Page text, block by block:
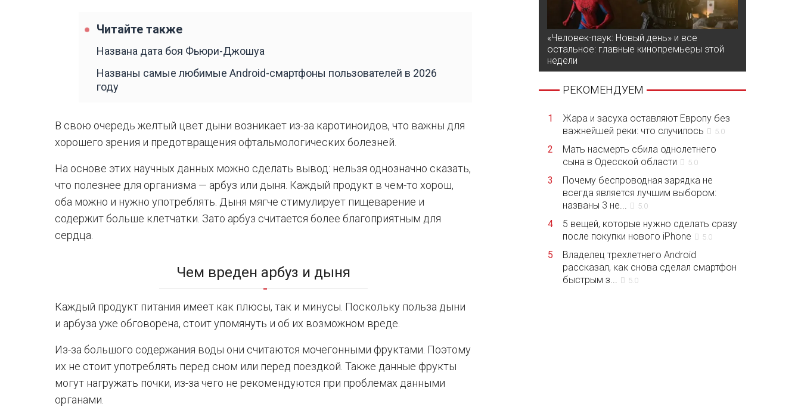
Читайте также
Названа дата боя Фьюри-Джошуа
Названы самые любимые Android-смартфоны пользователей в 2026
году
В свою очередь желтый цвет дыни возникает из-за каротиноидов, что важны для
хорошего зрения и предотвращения офтальмологических болезней.
На основе этих научных данных можно сделать вывод: нельзя однозначно сказать,
что полезнее для организма — арбуз или дыня. Каждый продукт в чем-то хорош,
оба можно и нужно употреблять. Дыня мягче стимулирует пищеварение и
содержит больше клетчатки. Зато арбуз считается более благоприятным для
сердца.
Чем вреден арбуз и дыня
Каждый продукт питания имеет как плюсы, так и минусы. Поскольку польза дыни
и арбуза уже обговорена, стоит упомянуть и об их возможном вреде.
Из-за большого содержания воды они считаются мочегонными фруктами. Поэтому
их не стоит употреблять перед сном или перед поездкой. Также данные фрукты
могут нагружать почки, из-за чего не рекомендуются при проблемах данными
органами.
«Человек-паук: Новый день» и все
остальное: главные кинопремьеры этой
недели
РЕКОМЕНДУЕМ
1
Жара и засуха оставляют Европу без
важнейшей реки: что случилось
5.0
2
Мать насмерть сбила однолетнего
сына в Одесской области
5.0
3
Почему беспроводная зарядка не
всегда является лучшим выбором:
названы 3 не...
5.0
4
5 вещей, которые нужно сделать сразу
после покупки нового iPhone
5.0
5
Владелец трехлетнего Android
рассказал, как снова сделал смартфон
быстрым з...
5.0